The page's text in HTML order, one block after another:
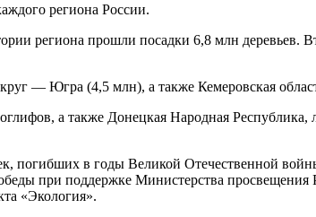
региона России.
региона прошли посадки 6,8 млн деревьев.
— Югра (4,5 млн), а также Кемеровская
а также Донецкая Народная Республика,
погибших в годы Великой Отечественной
при поддержке Министерства просвещения
«Экология».